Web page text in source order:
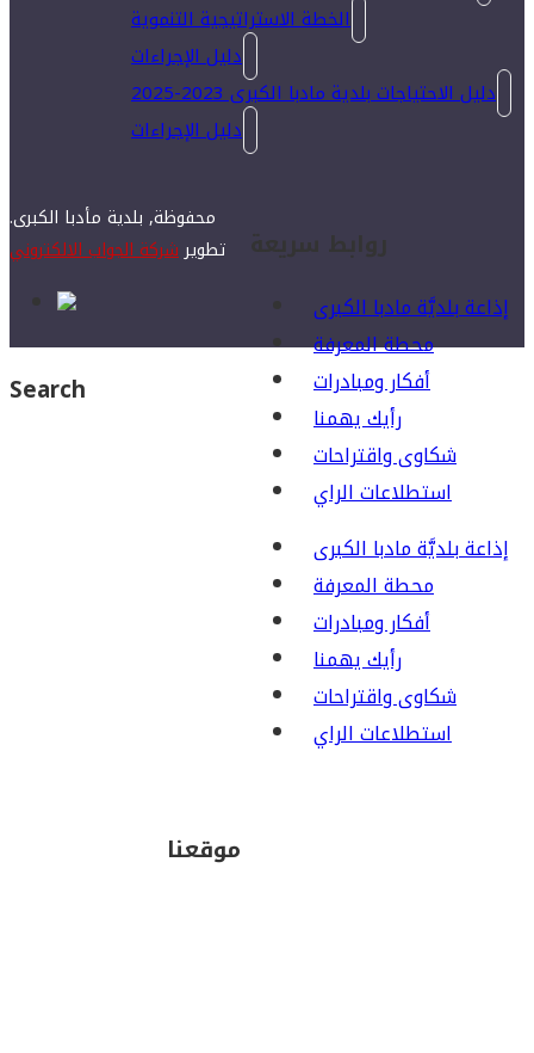
الخطة الاستراتيجية التنموية
دليل الإجراءات
دليل الاحتياجات بلدية مادبا الكبرى 2023-2025
دليل الإجراءات
روابط سريعة
إذاعة بلديَّة مادبا الكبرى
محطة المعرفة
أفكار ومبادرات
رأيك يهمنا
شكاوى واقتراحات
استطلاعات الراي
إذاعة بلديَّة مادبا الكبرى
محطة المعرفة
أفكار ومبادرات
رأيك يهمنا
شكاوى واقتراحات
استطلاعات الراي
موقعنا
محفوظة, بلدية مأدبا الكبرى.
تطويرشركة الجواب الالكتروني
Search